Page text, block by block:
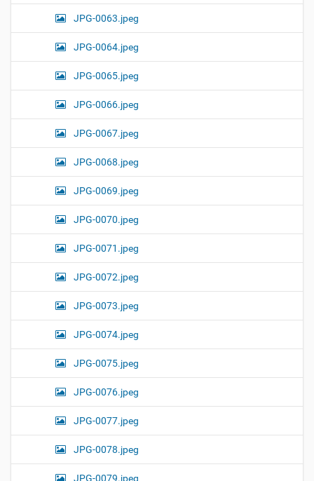
JPG-0063.jpeg
JPG-0064.jpeg
JPG-0065.jpeg
JPG-0066.jpeg
JPG-0067.jpeg
JPG-0068.jpeg
JPG-0069.jpeg
JPG-0070.jpeg
JPG-0071.jpeg
JPG-0072.jpeg
JPG-0073.jpeg
JPG-0074.jpeg
JPG-0075.jpeg
JPG-0076.jpeg
JPG-0077.jpeg
JPG-0078.jpeg
JPG-0079.jpeg